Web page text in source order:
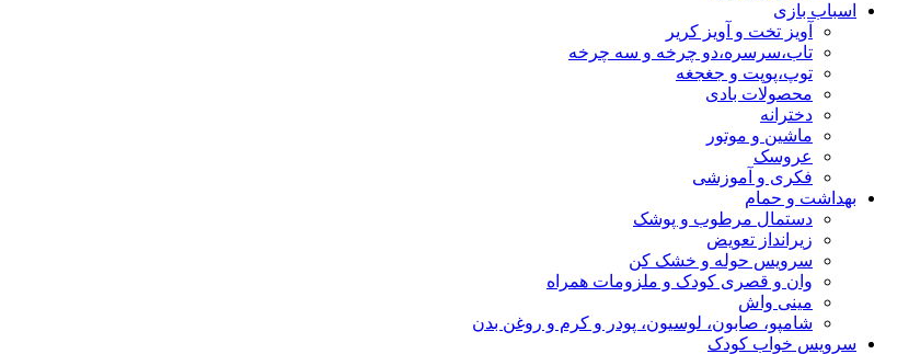
اسباب بازی
آویز تخت و آویز کریر
تاب،سرسره،دو چرخه و سه چرخه
توپ،پوپت و جغجغه
محصولات بادی
دخترانه
ماشین و موتور
عروسک
فکری و آموزشی
بهداشت و حمام
دستمال مرطوب و پوشک
زیرانداز تعویض
سرویس حوله و خشک کن
وان و قصری کودک و ملزومات همراه
مینی واش
شامپو، صابون، لوسیون، پودر و کرم و روغن بدن
سرویس خواب کودک